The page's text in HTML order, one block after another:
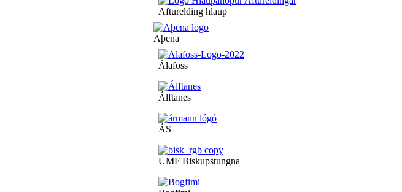
Afturelding hlaup
Aþena
Álafoss
Álftanes
ÁS
UMF Biskupstungna